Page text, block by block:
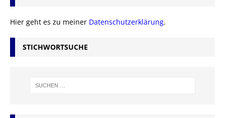
Hier geht es zu meiner Datenschutzerklärung.
STICHWORTSUCHE